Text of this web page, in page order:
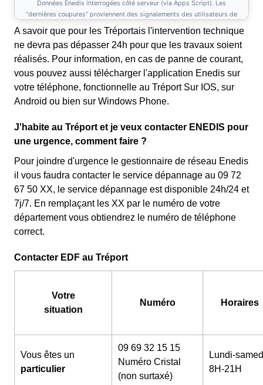
A savoir que pour les Tréportais l'intervention technique
ne devra pas dépasser 24h pour que les travaux soient
réalisés. Pour information, en cas de panne de courant,
vous pouvez aussi télécharger l'application Enedis sur
votre téléphone, fonctionnelle au Tréport Sur IOS, sur
Android ou bien sur Windows Phone.
J'habite au Tréport et je veux contacter ENEDIS pour
une urgence, comment faire ?
Pour joindre d'urgence le gestionnaire de réseau Enedis
il vous faudra contacter le service dépannage au 09 72
67 50 XX, le service dépannage est disponible 24h/24 et
7j/7. En remplaçant les XX par le numéro de votre
département vous obtiendrez le numéro de téléphone
correct.
Contacter EDF au Tréport
Votre
situation
Numéro Horaires
Vous êtes un
particulier
09 69 32 15 15
Numéro Cristal
(non surtaxé)
Lundi-
8H-21H